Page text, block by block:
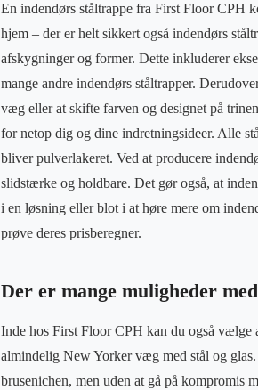
En indendørs ståltrappe fra First Floor CPH
hjem – der er helt sikkert også indendørs
afskygninger og former. Dette inkluderer
mange andre indendørs ståltrapper.
væg eller at skifte farven og designet på
for netop dig og dine indretningsideer. Alle
bliver pulverlakeret. Ved at producere
slidstærke og holdbare. Det gør også, at
i en løsning eller blot i at høre mere om
prøve deres prisberegner.
Der er mange muligheder
Inde hos First Floor CPH kan du også
almindelig New Yorker væg med stål og
brusenichen, men uden at gå på kompromis